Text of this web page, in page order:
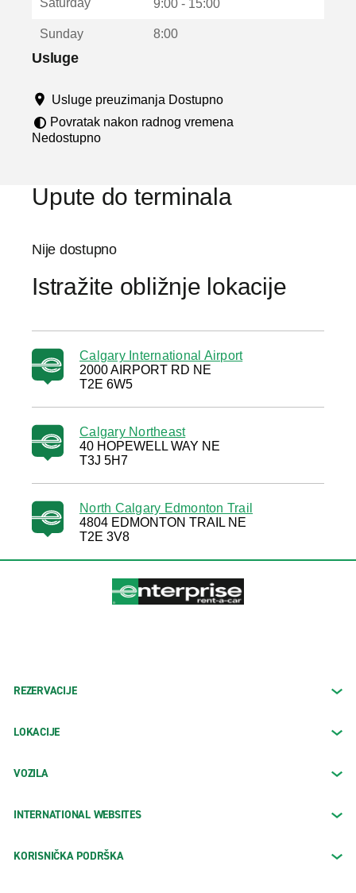
u
9:00 - 15:00
Sunday 8:00
Usluge
Usluge preuzimanja Dostupno
Povratak nakon radnog vremena
Nedostupno
Upute do terminala
Nije dostupno
Istražite obližnje lokacije
Calgary International Airport
2000 AIRPORT RD NE
T2E 6W5
Calgary Northeast
40 HOPEWELL WAY NE
T3J 5H7
North Calgary Edmonton Trail
4804 EDMONTON TRAIL NE
T2E 3V8
REZERVACIJE
LOKACIJE
VOZILA
INTERNATIONAL WEBSITES
KORISNIČKA PODRŠKA